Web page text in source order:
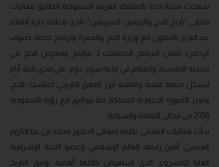
شهدت مدينة جدة بالمملكة العربية السعودية انطلاق فعاليات
ملتقى “تاريخ الحج والحرمين الشريفين”، الذي تنظمه دارة الملك
عبدالعزيز بالتعاون مع وزارة الحج والعمرة وبرنامج خدمة ضيوف
الرحمن، ضمن البرنامج المصاحب لـ مؤتمر ومعرض الحج في
نسخته الخامسة، والمقام في قاعة سوبر دوم، على مدى ثلاثة أيام
ليشكل منصة علمية وثقافية تُبرز العمق التاريخي لمناسك الحج،
وتعزز الصورة الحضارية للمملكة، بما يتوافق مع رؤية السعودية
2030 في مجالي الثقافة والسياحة.
بدأت فعاليات الملتقى بكلمة لمعالي الدكتور محمد بن عبدالكريم
العيسى، أمين رابطة العالم الإسلامي وعضو اللجنة الإشرافية
العليا للمشروع، الذي استعرض خلالها أهمية توثيق التاريخ